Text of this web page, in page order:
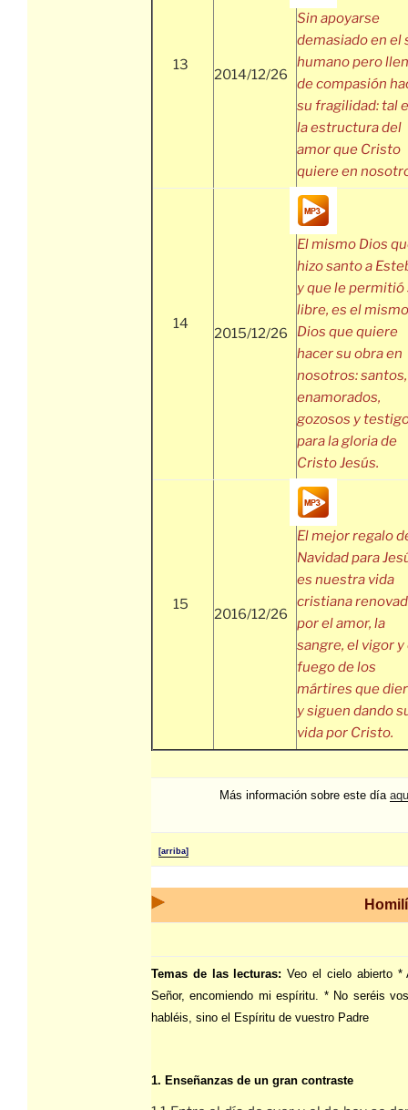
13
2014/12/26
Sin apoyarse
demasiado en el
humano pero
de compasión
su fragilidad: tal
la estructura del
amor que Cristo
quiere en
14
2015/12/26
El mismo Dios
hizo santo a
y que le permitió
libre, es el mismo
Dios que quiere
hacer su obra en
nosotros: santos,
enamorados,
gozosos y
para la gloria de
Cristo Jesús.
15
2016/12/26
El mejor regalo
Navidad para
es nuestra vida
cristiana
por el amor, la
sangre, el vigor y
fuego de los
mártires que
y siguen dando
vida por Cristo.
Más información sobre este día
[arriba]
Temas de las lecturas:Veo el cielo abierto *
Señor, encomiendo mi espíritu. * No seréis
habléis, sino el Espíritu de vuestro Padre
1. Enseñanzas de un gran contraste